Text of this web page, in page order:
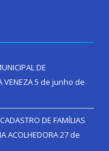
DE
VENEZA5 de junho de
DE FAMÍLIAS
ACOLHEDORA27 de